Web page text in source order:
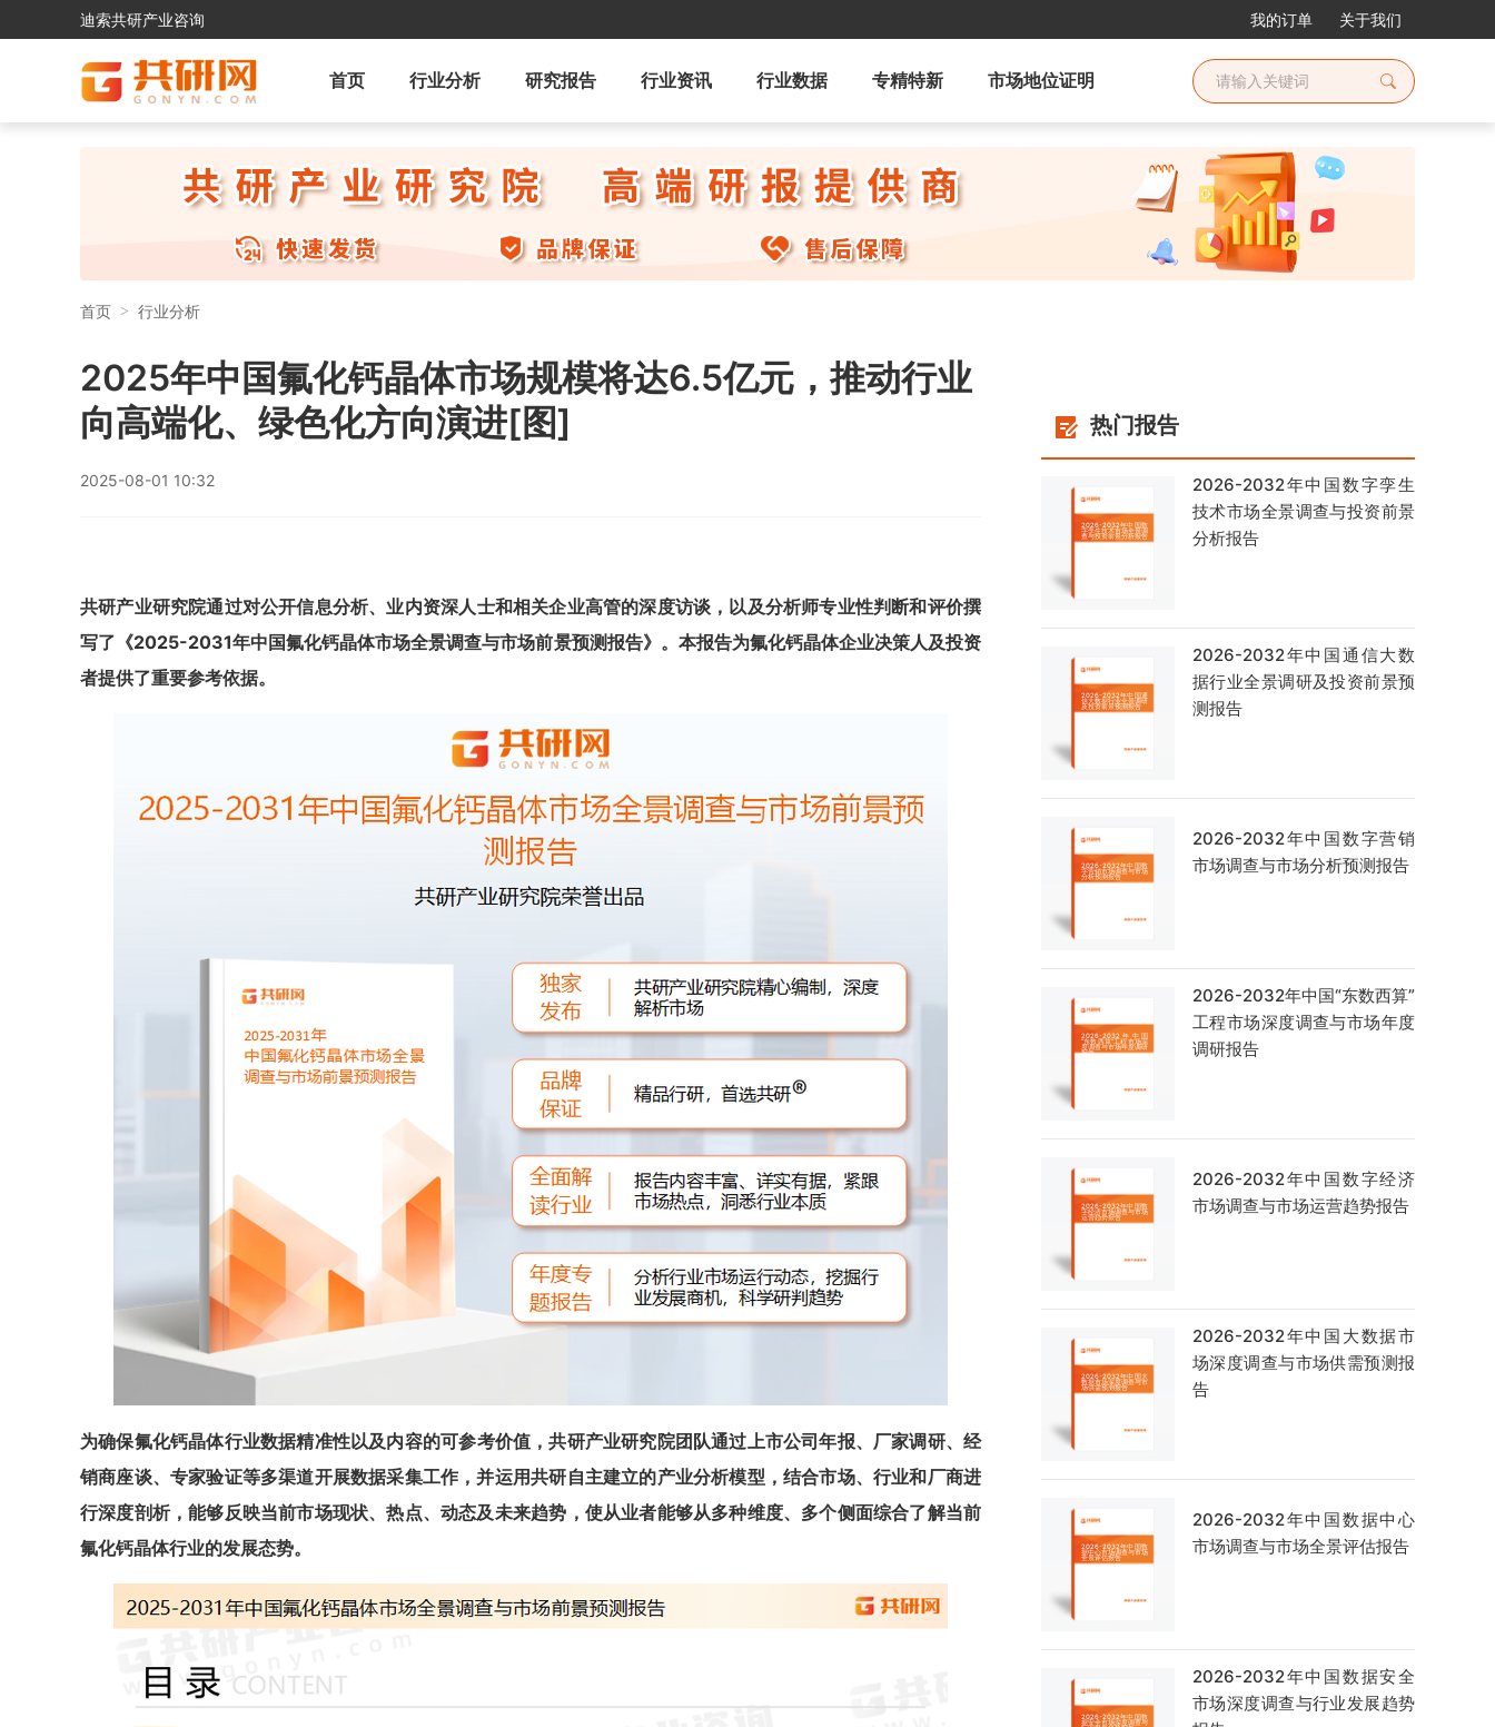
迪索共研产业咨询 我的订单 关于我们
首页 行业分析 研究报告 行业资讯 行业数据 专精特新 市场地位证明
首页 行业分析
2025年中国氟化钙晶体市场规模将达6.5亿元，推动行业
向高端化、绿色化方向演进[图]
2025-08-01 10:32
共研产业研究院通过对公开信息分析、业内资深人士和相关企业高管的深度访谈，以及分析师专业性判断和评价撰
写了《2025-2031年中国氟化钙晶体市场全景调查与市场前景预测报告》 。本报告为氟化钙晶体企业决策人及投资
者提供了重要参考依据。
为确保氟化钙晶体行业数据精准性以及内容的可参考价值，共研产业研究院团队通过上市公司年报、厂家调研、经
销商座谈、专家验证等多渠道开展数据采集工作，并运用共研自主建立的产业分析模型，结合市场、行业和厂商进
行深度剖析，能够反映当前市场现状、热点、动态及未来趋势，使从业者能够从多种维度、多个侧面综合了解当前
氟化钙晶体行业的发展态势。
热门报告
2026-2032年中国数字孪生
技术市场全景调查与投资前景
分析报告
2026-2032年中国通信大数
据行业全景调研及投资前景预
测报告
2026-2032年中国数字营销
市场调查与市场分析预测报告
2026-2032年中国“东数西算”
工程市场深度调查与市场年度
调研报告
2026-2032年中国数字经济
市场调查与市场运营趋势报告
2026-2032年中国大数据市
场深度调查与市场供需预测报
告
2026-2032年中国数据中心
市场调查与市场全景评估报告
2026-2032年中国数据安全
市场深度调查与行业发展趋势